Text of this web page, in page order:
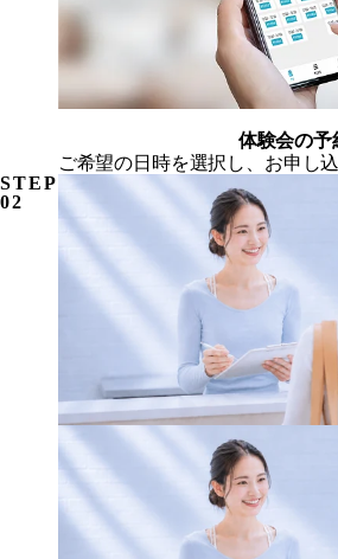
体験会の予
ご希望の日時を選択し、お申し
STEP
02